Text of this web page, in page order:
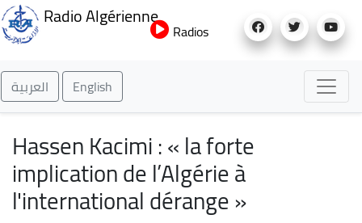
au
Radio Algérienne
Radios
العربية English
Hassen Kacimi : « la forte
implication de l’Algérie à
l'international dérange »